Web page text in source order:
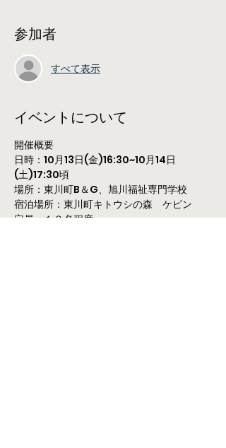
参加者
すべて表示
イベントについて
開催概要
日時：10月13日(金)16:30~10月14日
(土)17:30頃
場所：東川町B＆G、旭川福祉専門学校
宿泊場所：東川町キトウシの森　ケビン
定員：１２名程度